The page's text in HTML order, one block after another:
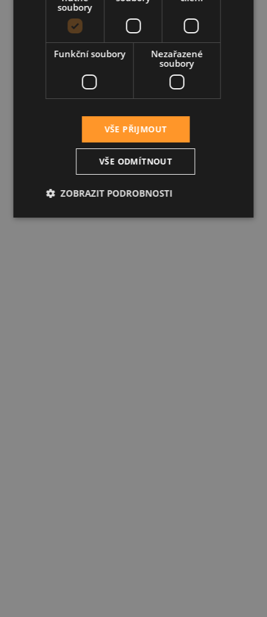
soubory
Funkční soubory
Nezařazené
soubory
VŠE PŘIJMOUT
VŠE ODMÍTNOUT
ZOBRAZIT PODROBNOSTI